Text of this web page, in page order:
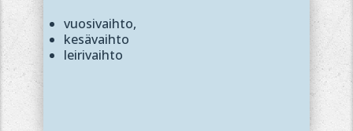
vuosivaihto,
kesävaihto
leirivaihto